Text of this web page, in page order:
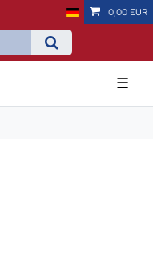
0,00 EUR
☰